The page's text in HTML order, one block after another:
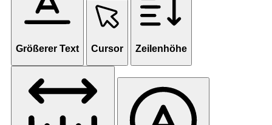
Größerer Text Cursor Zeilenhöhe